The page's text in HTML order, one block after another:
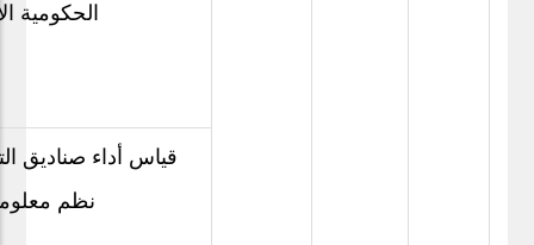
الحكومية
قياس أداء صناديق
نظم